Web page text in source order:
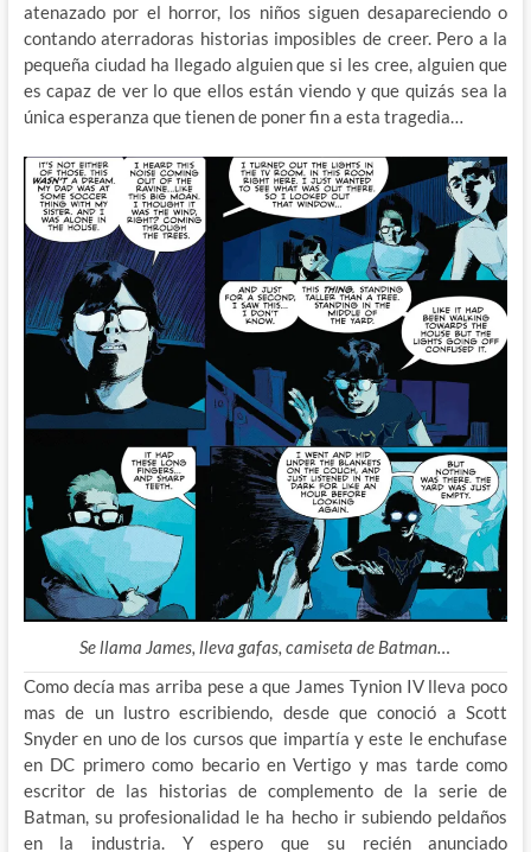
atenazado por el horror, los niños siguen desapareciendo o
contando aterradoras historias imposibles de creer. Pero a la
pequeña ciudad ha llegado alguien que si les cree, alguien que
es capaz de ver lo que ellos están viendo y que quizás sea la
única esperanza que tienen de poner fin a esta tragedia…
Se llama James, lleva gafas, camiseta de Batman…
Como decía mas arriba pese a que James Tynion IV lleva poco
mas de un lustro escribiendo, desde que conoció a Scott
Snyder en uno de los cursos que impartía y este le enchufase
en DC primero como becario en Vertigo y mas tarde como
escritor de las historias de complemento de la serie de
Batman, su profesionalidad le ha hecho ir subiendo peldaños
en la industria. Y espero que su recién anunciado